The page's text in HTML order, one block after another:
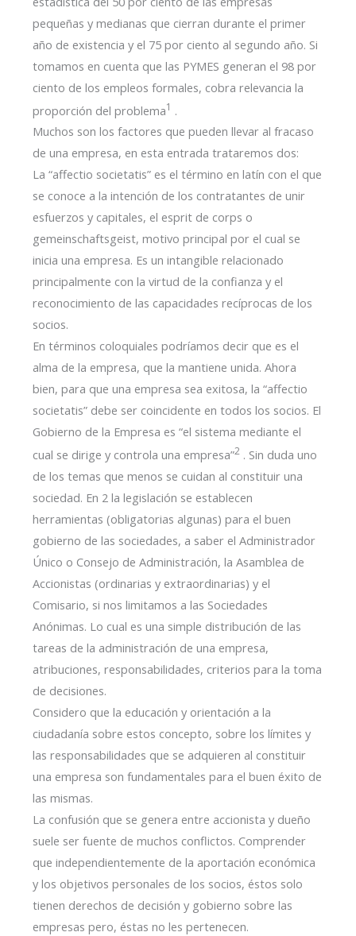
pequeñas y medianas que cierran durante el primer
año de existencia y el 75 por ciento al segundo año. Si
tomamos en cuenta que las PYMES generan el 98 por
ciento de los empleos formales, cobra relevancia la
proporción del problema1 .
Muchos son los factores que pueden llevar al fracaso
de una empresa, en esta entrada trataremos dos:
La “affectio societatis” es el término en latín con el que
se conoce a la intención de los contratantes de unir
esfuerzos y capitales, el esprit de corps o
gemeinschaftsgeist, motivo principal por el cual se
inicia una empresa. Es un intangible relacionado
principalmente con la virtud de la confianza y el
reconocimiento de las capacidades recíprocas de los
socios.
En términos coloquiales podríamos decir que es el
alma de la empresa, que la mantiene unida. Ahora
bien, para que una empresa sea exitosa, la “affectio
societatis” debe ser coincidente en todos los socios. El
Gobierno de la Empresa es “el sistema mediante el
cual se dirige y controla una empresa”2. Sin duda uno
de los temas que menos se cuidan al constituir una
sociedad. En 2 la legislación se establecen
herramientas (obligatorias algunas) para el buen
gobierno de las sociedades, a saber el Administrador
Único o Consejo de Administración, la Asamblea de
Accionistas (ordinarias y extraordinarias) y el
Comisario, si nos limitamos a las Sociedades
Anónimas. Lo cual es una simple distribución de las
tareas de la administración de una empresa,
atribuciones, responsabilidades, criterios para la toma
de decisiones.
Considero que la educación y orientación a la
ciudadanía sobre estos concepto, sobre los límites y
las responsabilidades que se adquieren al constituir
una empresa son fundamentales para el buen éxito de
las mismas.
La confusión que se genera entre accionista y dueño
suele ser fuente de muchos conflictos. Comprender
que independientemente de la aportación económica
y los objetivos personales de los socios, éstos solo
tienen derechos de decisión y gobierno sobre las
empresas pero, éstas no les pertenecen.